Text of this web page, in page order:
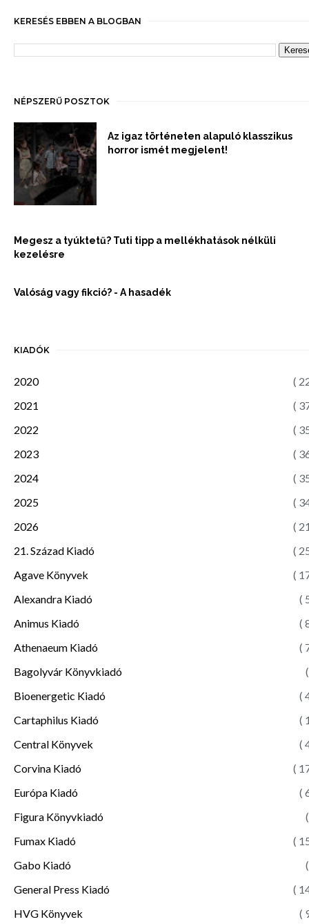
KERESÉS EBBEN A BLOGBAN
NÉPSZERŰ POSZTOK
Az igaz történeten alapuló klasszikus
horror ismét megjelent!
Megesz a tyúktetű? Tuti tipp a mellékhatások nélküli
kezelésre
Valóság vagy fikció? - A hasadék
KIADÓK
2020
(
2021
(
2022
(
2023
(
2024
(
2025
(
2026
(
21. Század Kiadó
(
Agave Könyvek
(
Alexandra Kiadó
(
Animus Kiadó
(
Athenaeum Kiadó
(
Bagolyvár Könyvkiadó
Bioenergetic Kiadó
(
Cartaphilus Kiadó
(
Central Könyvek
(
Corvina Kiadó
(
Európa Kiadó
(
Figura Könyvkiadó
Fumax Kiadó
(
Gabo Kiadó
General Press Kiadó
(
HVG Könyvek
(